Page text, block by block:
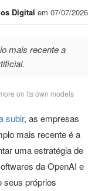
Digital em 07/07/2026
mais recente a
on its own models
subir, as empresas
mais recente é a
uma estratégia de
da OpenAI e
seus próprios